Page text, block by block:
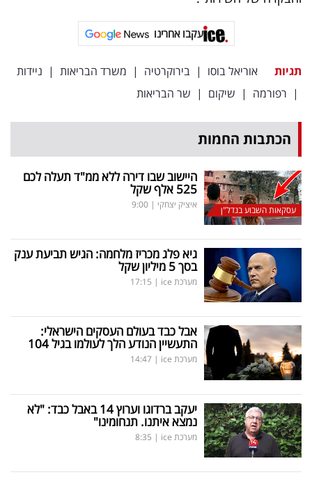
עקבו אחרינו
תגיות אוריאל בוסו | בירוקרטיה | משרד הבריאות | ניידות
| רפורמה | שיקום | שר הבריאות
הכתבות החמות
עסקאות השבוע בנדל"ן
היישוב שבו דירה ללא ממ"ד תעלה לכם
525 אלף שקל
איציק יצחקי |
9:00
גיא פלג מכריז מלחמה: הגיש תביעת ענק
בסך 5 מיליון שקל
מערכת ice |
17:15
אבל כבד בעולם העסקים הישראלי:
התעשיין הנודע הלך לעולמו בגיל 104
מערכת ice |
14:47
יעקב ברדוגו וערוץ 14 באבל כבד: "לא
נמצא איתנו. תנחומינו"
מערכת ice |
8:35